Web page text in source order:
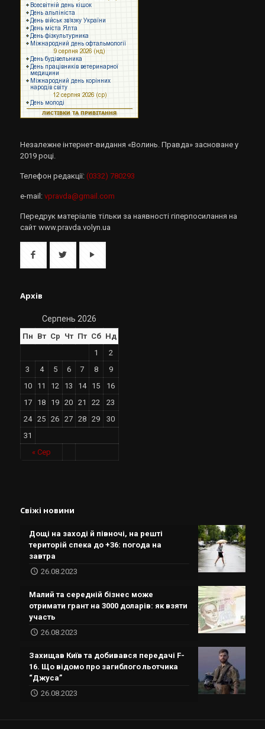
Незалежне інтернет-видання «Волинь. Правда» засноване у
2019 році.
Телефон редакції: (0332) 780293
e-mail: vpravda@gmail.com
Передрук матеріалів тільки за наявності гіперпосилання на
сайт www.pravda.volyn.ua
Архів
Серпень 2026
Пн Вт Ср Чт Пт Сб Нд
« Сер
1
2
3
4 5 6 7 8
9
10
11 12 13 14 15
16
17
18 19 20 21 22
23
24
25 26 27 28 29
30
31
Свіжі новини
Дощі на заході й півночі, на решті
територій спека до +36: погода на
завтра
26.08.2023
Малий та середній бізнес може
отримати грант на 3000 доларів: як взяти
участь
26.08.2023
Захищав Київ та добивався передачі F-
16. Що відомо про загиблого льотчика
“Джуса”
26.08.2023